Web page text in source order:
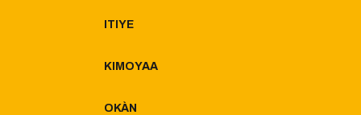
ITIYE
KIMOYAA
OKÀN